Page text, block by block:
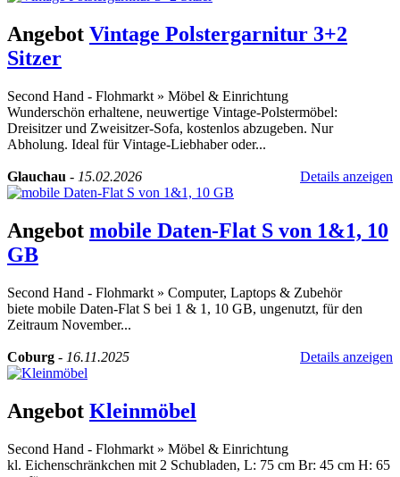
Angebot Vintage Polstergarnitur 3+2
Sitzer
Second Hand - Flohmarkt » Möbel & Einrichtung
Wunderschön erhaltene, neuwertige Vintage-Polstermöbel:
Dreisitzer und Zweisitzer-Sofa, kostenlos abzugeben. Nur
Abholung. Ideal für Vintage-Liebhaber oder...
Glauchau - 15.02.2026 Details anzeigen
Angebot mobile Daten-Flat S von 1&1, 10
GB
Second Hand - Flohmarkt » Computer, Laptops & Zubehör
biete mobile Daten-Flat S bei 1 & 1, 10 GB, ungenutzt, für den
Zeitraum November...
Coburg - 16.11.2025 Details anzeigen
Angebot Kleinmöbel
Second Hand - Flohmarkt » Möbel & Einrichtung
kl. Eichenschränkchen mit 2 Schubladen, L: 75 cm Br: 45 cm H: 65